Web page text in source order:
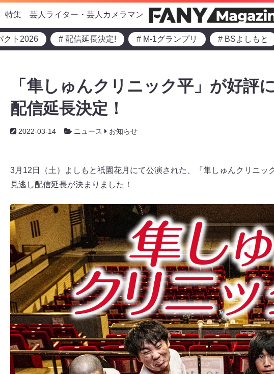
特集 芸人ライター・芸人カメラマン
クト2026 # 配信延長決定! # M-1グランプリ # BSよしもと
「隼しゅんクリニック平」が好評
配信延長決定！
2022-03-14 ニュース お知らせ
3月12日（土）よしもと祇園花月にて公演された、『隼しゅんクリニッ
見逃し配信延長が決まりました！